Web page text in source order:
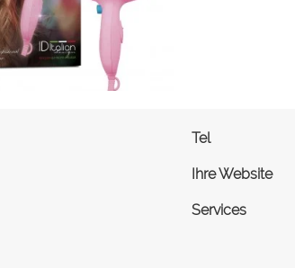
Tel
Ihre Website
Services